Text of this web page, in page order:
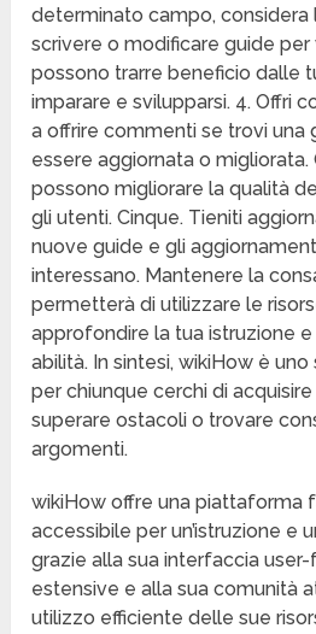
determinato campo, considera
scrivere o modificare guide per
possono trarre beneficio dalle
imparare e svilupparsi. 4. Offri
a offrire commenti se trovi una
essere aggiornata o
possono migliorare la qualità
gli utenti. Cinque. Tieniti
nuove guide e gli
interessano. Mantenere la
permetterà di utilizzare le
approfondire la tua istruzione
abilità. In sintesi, wikiHow è
per chiunque cerchi di
superare ostacoli o trovare
argomenti.
wikiHow offre una piattaforma
accessibile per un’istruzione e
grazie alla sua interfaccia
estensive e alla sua comunità
utilizzo efficiente delle sue